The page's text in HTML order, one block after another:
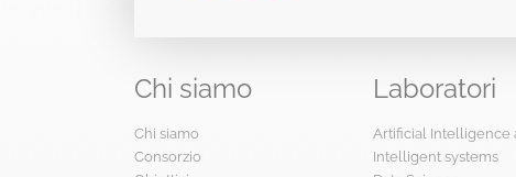
Chi siamo
Chi siamo
Consorzio
Laboratori
Artificial Intelligence
Intelligent systems